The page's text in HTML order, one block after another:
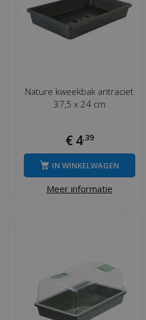
Nature kweekbak antraciet
37,5 x 24 cm
€ 4 39
Meer informatie
IN WINKELWAGEN